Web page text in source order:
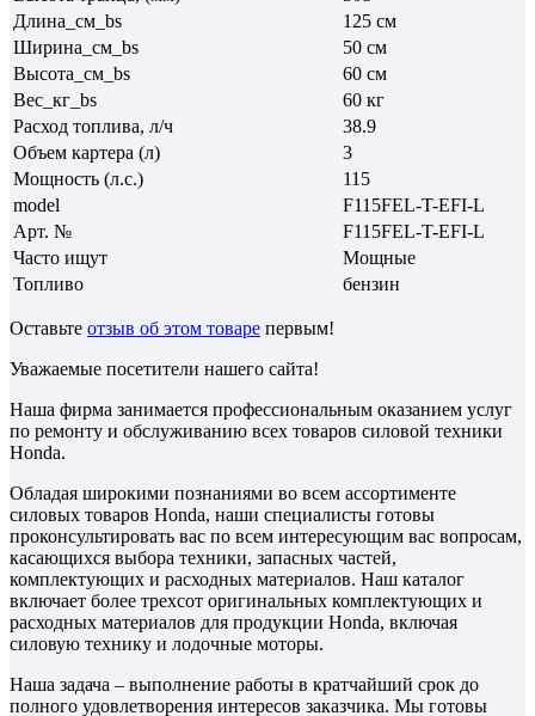
Длина_см_bs
125 см
Ширина_см_bs
50 см
Высота_см_bs
60 см
Вес_кг_bs
60 кг
Расход топлива, л/ч
38.9
Объем картера (л)
3
Мощность (л.с.)
115
model
F115FEL-T-EFI-L
Арт. №
F115FEL-T-EFI-L
Часто ищут
Мощные
Топливо
бензин
Оставьте отзыв об этом товаре первым!
Уважаемые посетители нашего сайта!
Наша фирма занимается профессиональным оказанием услуг
по ремонту и обслуживанию всех товаров силовой техники
Honda.
Обладая широкими познаниями во всем ассортименте
силовых товаров Honda, наши специалисты готовы
проконсультировать вас по всем интересующим вас вопросам,
касающихся выбора техники, запасных частей,
комплектующих и расходных материалов. Наш каталог
включает более трехсот оригинальных комплектующих и
расходных материалов для продукции Honda, включая
силовую технику и лодочные моторы.
Наша задача – выполнение работы в кратчайший срок до
полного удовлетворения интересов заказчика. Мы готовы